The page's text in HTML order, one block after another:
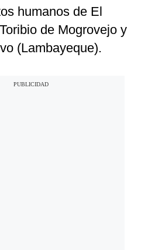
humanos de El
de Mogrovejo y
(Lambayeque).